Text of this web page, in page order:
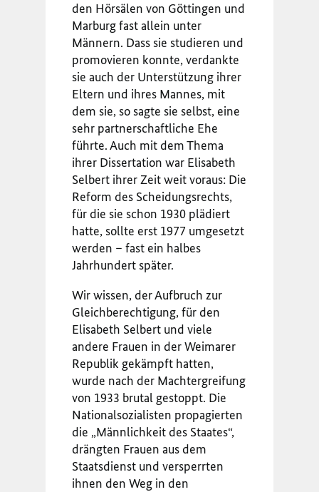
den Hörsälen von Göttingen und
Marburg fast allein unter
Männern. Dass sie studieren und
promovieren konnte, verdankte
sie auch der Unterstützung ihrer
Eltern und ihres Mannes, mit
dem sie, so sagte sie selbst, eine
sehr partnerschaftliche Ehe
führte. Auch mit dem Thema
ihrer Dissertation war Elisabeth
Selbert ihrer Zeit weit voraus: Die
Reform des Scheidungsrechts,
für die sie schon 1930 plädiert
hatte, sollte erst 1977 umgesetzt
werden – fast ein halbes
Jahrhundert später.
Wir wissen, der Aufbruch zur
Gleichberechtigung, für den
Elisabeth Selbert und viele
andere Frauen in der Weimarer
Republik gekämpft hatten,
wurde nach der Machtergreifung
von 1933 brutal gestoppt. Die
Nationalsozialisten propagierten
die „Männlichkeit des Staates“,
drängten Frauen aus dem
Staatsdienst und versperrten
ihnen den Weg in den